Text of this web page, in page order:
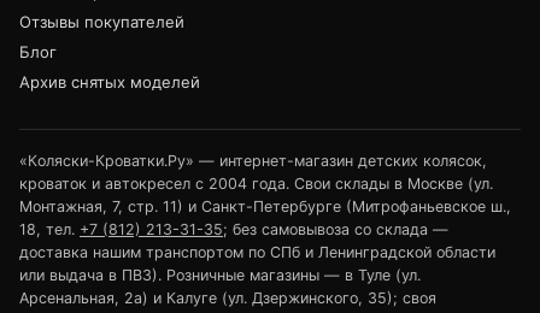
Отзывы покупателей
Блог
Архив снятых моделей
«Коляски-Кроватки.Ру» — интернет-магазин детских колясок,
кроваток и автокресел с 2004 года. Свои склады в Москве (ул.
Монтажная, 7, стр. 11) и Санкт-Петербурге (Митрофаньевское ш.,
18, тел. +7 (812) 213-31-35; без самовывоза со склада —
доставка нашим транспортом по СПб и Ленинградской области
или выдача в ПВЗ). Розничные магазины — в Туле (ул.
Арсенальная, 2а) и Калуге (ул. Дзержинского, 35); своя